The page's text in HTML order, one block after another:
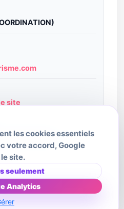
site
Tourisme -
les cookies essentiels
votre accord, Google
site.
seulement
Analytics